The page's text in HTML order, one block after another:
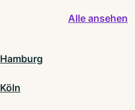
Alle ansehen
Hamburg
Köln